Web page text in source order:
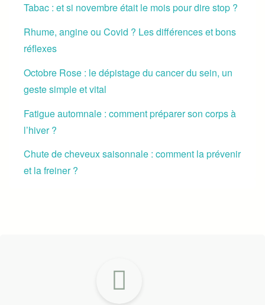
Tabac : et si novembre était le mois pour dire stop ?
Rhume, angine ou Covid ? Les différences et bons
réflexes
Octobre Rose : le dépistage du cancer du sein, un
geste simple et vital
Fatigue automnale : comment préparer son corps à
l’hiver ?
Chute de cheveux saisonnale : comment la prévenir
et la freiner ?